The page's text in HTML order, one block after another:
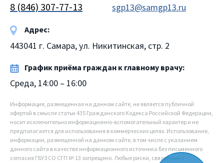
8 (846) 307-77-13 sgp13@samgp13.ru
Адрес:
443041 г. Самара, ул. Никитинская, стр. 2
График приёма граждан к главному врачу:
Среда, 14:00 – 16:00
Информация, размещенная на данном сайте, не является публичной
офертой в смысле статьи 435 Гражданского Кодекса Российской Федерации,
носит исключительно информационно-вспомогательный характер и не
предполагается для использования в коммерческих целях. Использование,
информации, размещенной на данном сайте, в том числе с указанием
данного сайта в качестве информационного источника без письменного
согласия ГБУЗ СО СГП № 13 запрещено. Любые риски, связанные с